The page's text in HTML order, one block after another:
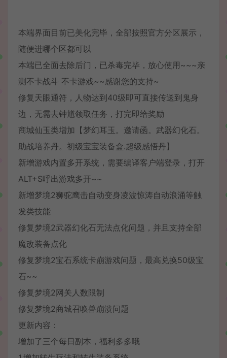
本端界面目前已美化完毕，全部按照官方分区展示，
随便进哪个区都可以
本端已全面去除后门，已杀毒完毕，放心使用~~~亲
测不卡战斗 不卡游戏~~感谢您的支持~
修复天眼通符，人物达到40级即可直接传送到鬼身
边，无需去钟馗领取任务，打完即给奖励
商城仙玉类增加【梦幻耳玉。邀请函。武器幻化石。
助战培养丹。初级宝宝装备盒.超级感悟丹】
新增游戏内置多开系统，需要编译客户端登录，打开
ALT+S呼出游戏多开~~
新增梦境2狮驼鹰击自动变身凌波惊涛自动浪涌等触
发类技能
修复梦境2武器幻化石无法点化问题，并且支持全部
魔改装备点化
修复梦境2宝石系统卡崩游戏问题，最高兑换50级宝
石~~
修复梦境2网关人数限制
修复梦境2商城召唤兽崩溃问题
更新内容：
增加了三个每日副本，福利多多哦